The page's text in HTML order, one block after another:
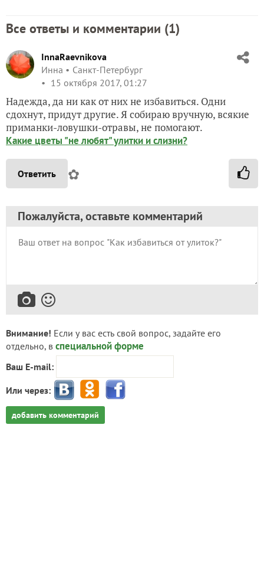
Все ответы и комментарии (1)
InnaRaevnikova
Инна
Санкт-Петербург
15 октября 2017, 01:27
Надежда, да ни как от них не избавиться. Одни
сдохнут, придут другие. Я собираю вручную, всякие
приманки-ловушки-отравы, не помогают.
Какие цветы "не любят" улитки и слизни?
Ответить ✿
Пожалуйста, оставьте комментарий
Внимание! Если у вас есть свой вопрос, задайте его
отдельно, в специальной форме
Ваш E-mail:
Или через:
добавить комментарий